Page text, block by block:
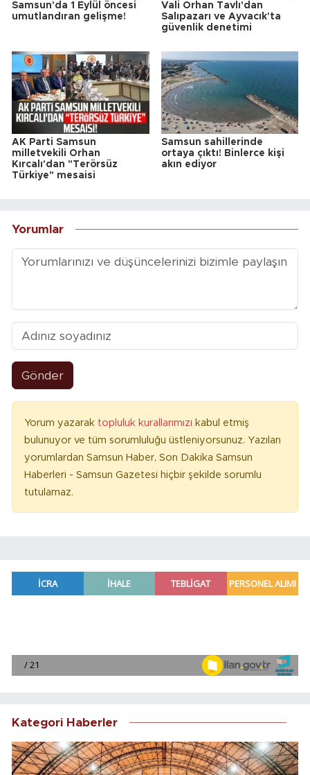
Samsun'da 1 Eylül öncesi
umutlandıran gelişme!
Vali Orhan Tavlı'dan
Salıpazarı ve Ayvacık'ta
güvenlik denetimi
AK Parti Samsun
milletvekili Orhan
Kırcalı'dan "Terörsüz
Türkiye" mesaisi
Samsun sahillerinde
ortaya çıktı! Binlerce kişi
akın ediyor
Yorumlar
Gönder
Yorum yazarak topluluk kurallarımızı kabul etmiş
bulunuyor ve tüm sorumluluğu üstleniyorsunuz. Yazılan
yorumlardan Samsun Haber, Son Dakika Samsun
Haberleri - Samsun Gazetesi hiçbir şekilde sorumlu
tutulamaz.
Kategori Haberler